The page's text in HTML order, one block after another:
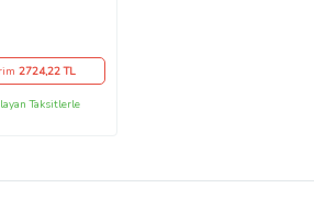
2724,22 TL
Taksitlerle